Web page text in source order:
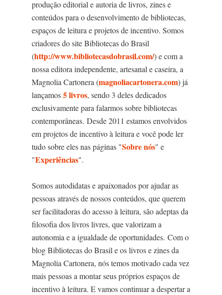
produção editorial e autoria de livros, zines e
conteúdos para o desenvolvimento de bibliotecas,
espaços de leitura e projetos de incentivo. Somos
criadores do site Bibliotecas do Brasil
(http://www.bibliotecasdobrasil.com/) e com a
nossa editora independente, artesanal e caseira, a
Magnolia Cartonera (magnoliacartonera.com) já
lançamos5 livros, sendo 3 deles dedicados
exclusivamente para falarmos sobre bibliotecas
contemporâneas. Desde 2011 estamos envolvidos
em projetos de incentivo à leitura e você pode ler
tudo sobre eles nas páginas "Sobre nós" e
"Experiências".
Somos autodidatas e apaixonados por ajudar as
pessoas através de nossos conteúdos, que querem
ser facilitadoras do acesso à leitura, são adeptas da
filosofia dos livros livres, que valorizam a
autonomia e a igualdade de oportunidades. Com o
blog Bibliotecas do Brasil e os livros e zines da
Magnolia Cartonera, nós temos motivado cada vez
mais pessoas a montar seus próprios espaços de
incentivo à leitura. E vamos continuar a despertar a